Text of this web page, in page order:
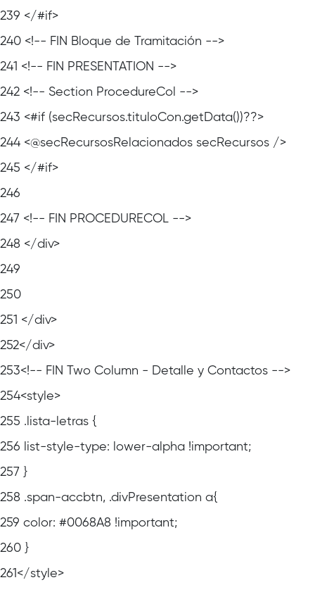
239 </#if>
240 <!-- FIN Bloque de Tramitación -->
241 <!-- FIN PRESENTATION -->
242 <!-- Section ProcedureCol -->
243 <#if (secRecursos.tituloCon.getData())??>
244 <@secRecursosRelacionados secRecursos />
245 </#if>
246
247 <!-- FIN PROCEDURECOL -->
248 </div>
249
250
251 </div>
252</div>
253<!-- FIN Two Column - Detalle y Contactos -->
254<style>
255 .lista-letras {
256 list-style-type: lower-alpha !important;
257 }
258 .span-accbtn, .divPresentation a{
259 color: #0068A8 !important;
260 }
261</style>